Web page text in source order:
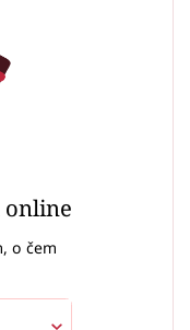
online
o čem